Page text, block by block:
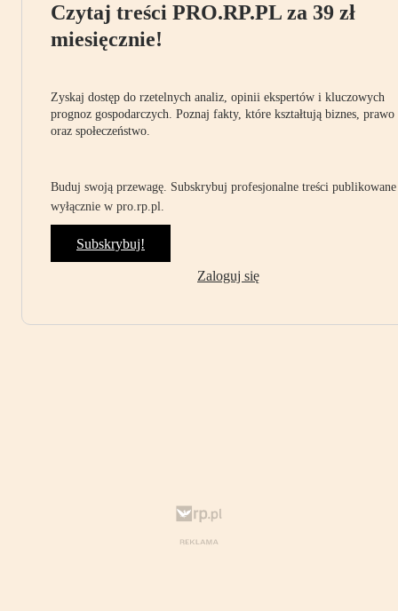
Czytaj treści PRO.RP.PL za 39 zł
miesięcznie!
Zyskaj dostęp do rzetelnych analiz, opinii ekspertów i kluczowych
prognoz gospodarczych. Poznaj fakty, które kształtują biznes, prawo
oraz społeczeństwo.
Buduj swoją przewagę. Subskrybuj profesjonalne treści publikowane
wyłącznie w pro.rp.pl.
Subskrybuj!
Zaloguj się